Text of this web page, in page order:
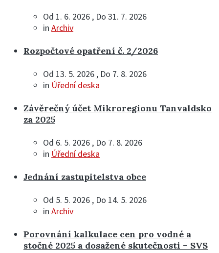
Od 1. 6. 2026 , Do 31. 7. 2026
in Archiv
Rozpočtové opatření č. 2/2026
Od 13. 5. 2026 , Do 7. 8. 2026
in Úřední deska
Závěrečný účet Mikroregionu Tanvaldsko
za 2025
Od 6. 5. 2026 , Do 7. 8. 2026
in Úřední deska
Jednání zastupitelstva obce
Od 5. 5. 2026 , Do 14. 5. 2026
in Archiv
Porovnání kalkulace cen pro vodné a
stočné 2025 a dosažené skutečnosti – SVS